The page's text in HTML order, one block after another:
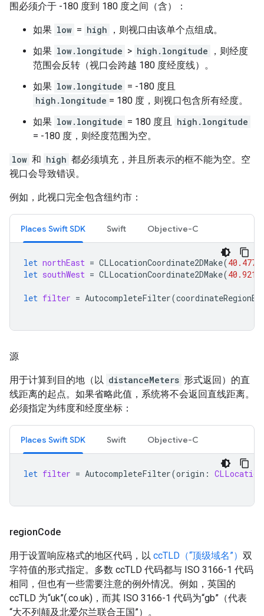
围必须介于 -180 度到 180 度之间（含）：
如果 low = high
，则视口由该单个点组成。
如果 low.longitude > high.longitude
，则经度
范围会反转（视口会跨越 180 度经度线）。
如果 low.longitude = -180 度且
high.longitude = 180 度，则视口包含所有经度。
如果 low.longitude = 180 度且
high.longitude
= -180 度，则经度范围为空。
low 和 high 都必须填充，并且所表示的框不能为空。空
视口会导致错误。
例如，此视口完全包含纽约市：
Places Swift SDK Swift Objective-C
let northEast = CLLocationCoordinate2DMake(
let southWest = CLLocationCoordinate2DMake(
let filter = AutocompleteFilter(
源
用于计算到目的地（以 distanceMeters 形式返回）的直
线距离的起点。如果省略此值，系统将不会返回直线距离。
必须指定为纬度和经度坐标：
Places Swift SDK Swift Objective-C
let filter = AutocompleteFilter(origin : CLLocation
regionCode
用于设置响应格式的地区代码，以 ccTLD（“顶级域名”） 双
字符值的形式指定。多数 ccTLD 代码都与 ISO 3166-1 代码
相同，但也有一些需要注意的例外情况。例如，英国的
ccTLD 为“uk”(.co.uk)，而其 ISO 3166-1 代码为“gb”（代表
“大不列颠及北爱尔兰联合王国”）。